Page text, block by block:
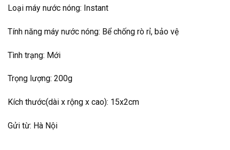
Loại máy nước nóng: Instant
Tính năng máy nước nóng: Bể chống rò rỉ, bảo vệ
Tình trạng: Mới
Trọng lượng: 200g
Kích thước(dài x rộng x cao): 15x2cm
Gửi từ: Hà Nội